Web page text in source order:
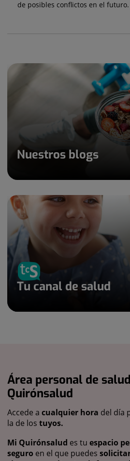
de posibles conflictos en el futuro.
Nuestros blogs
Tu canal de salud
Área personal de
Quirónsalud
Accede a cualquier hora del día
la de los tuyos.
Mi Quirónsalud es tu espacio
seguro en el que puedes